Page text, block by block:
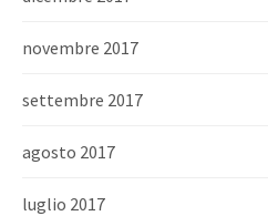
novembre 2017
settembre 2017
agosto 2017
luglio 2017